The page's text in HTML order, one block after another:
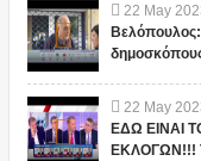
22 May
Βελόπουλος:
22 May
ΕΔΩ ΕΙΝΑΙ
ΕΚΛΟΓΩΝ!!!